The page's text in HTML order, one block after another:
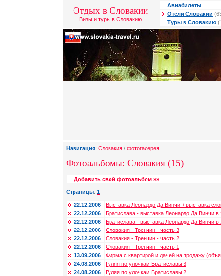
Отдых в Словакии
Визы и туры в Словакию
Авиабилеты
Отели Словакии
Туры в Словакию
Навигация: Словакия / фотогалерея
Фотоальбомы: Словакия (15)
Добавить свой фотоальбом »»
Страницы: 1
22.12.2006
Выставка Леонардо Да Винчи + выставка
22.12.2006
Братислава - выставка Леонардо Да Винчи в
22.12.2006
Братислава - выставка Леонардо Да Винчи в
22.12.2006
Словакия - Тренчин - часть 3
22.12.2006
Словакия - Тренчин - часть 2
22.12.2006
Словакия - Тренчин - часть 1
13.09.2006
Фирма с квартирой и дачей на продажу
24.08.2006
Гуляя по улочкам Братиславы 3
24.08.2006
Гуляя по улочкам Братиславы 2